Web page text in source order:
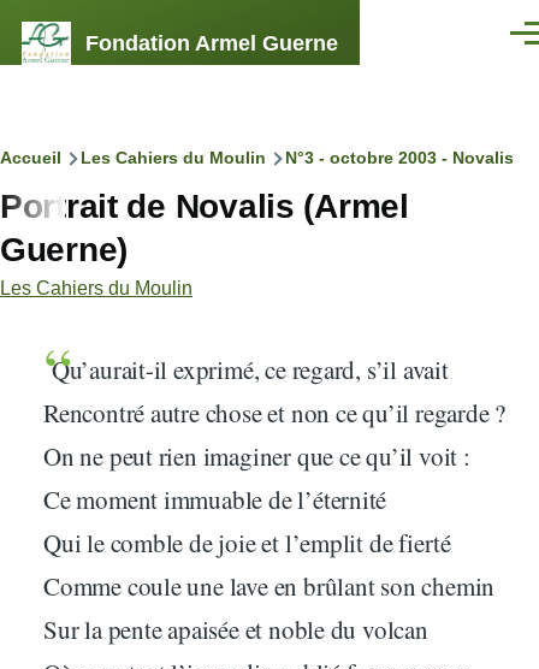
Fondation Armel Guerne
Fil
d'Ariane
Accueil Les Cahiers du Moulin N°3 - octobre 2003 - Novalis
Portrait de Novalis (Armel
Guerne)
Les Cahiers du Moulin
Qu’aurait-il exprimé, ce regard, s’il avait
Rencontré autre chose et non ce qu’il regarde ?
On ne peut rien imaginer que ce qu’il voit :
Ce moment immuable de l’éternité
Qui le comble de joie et l’emplit de fierté
Comme coule une lave en brûlant son chemin
Sur la pente apaisée et noble du volcan